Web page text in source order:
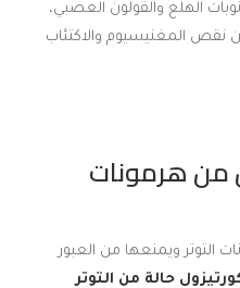
الهلع والقولون العصبي،
نقص المغنيسيوم والاكتئاب
من هرمونات
التوتر ويمنعها من العبور
حالة من التوتر